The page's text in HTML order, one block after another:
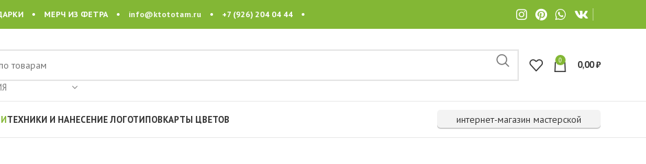
• МЕРЧ ИЗ ФЕТРА • info@ktototam.ru • +7 (926) 204 04 44 •
0 0,00₽
ТЕХНИКИ И НАНЕСЕНИЕ ЛОГОТИПОВКАРТЫ ЦВЕТОВ интернет-магазин мастерской